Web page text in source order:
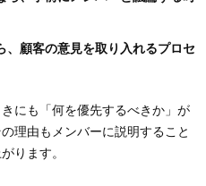
、顧客の意見を取り入れるプロセ
にも「何を優先するべきか」が
理由もメンバーに説明すること
ります。